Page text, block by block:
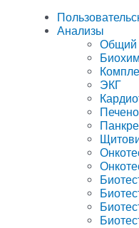
Анализы
Общий
ЭКГ